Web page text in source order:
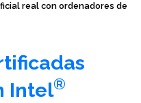
real con ordenadores de
Intel®